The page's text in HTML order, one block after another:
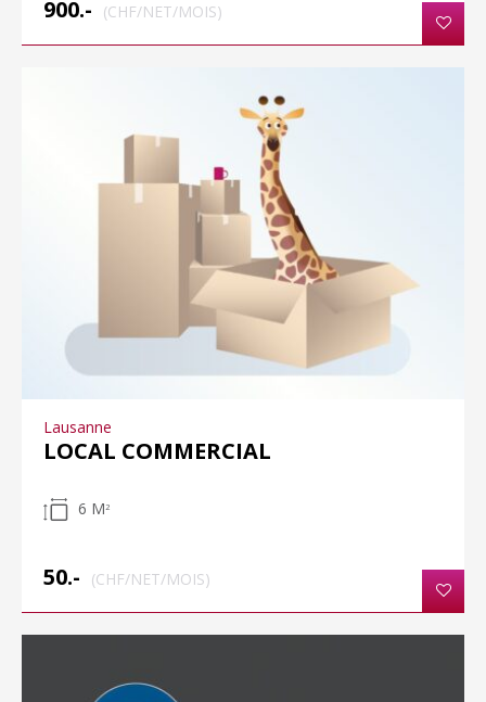
900.- (CHF/NET/MOIS)
Lausanne
LOCAL COMMERCIAL
6 M 2
50.- (CHF/NET/MOIS)